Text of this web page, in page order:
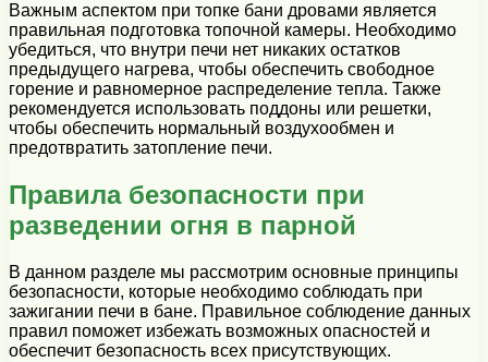
Важным аспектом при топке бани дровами является
правильная подготовка топочной камеры. Необходимо
убедиться, что внутри печи нет никаких остатков
предыдущего нагрева, чтобы обеспечить свободное
горение и равномерное распределение тепла. Также
рекомендуется использовать поддоны или решетки,
чтобы обеспечить нормальный воздухообмен и
предотвратить затопление печи.
Правила безопасности при
разведении огня в парной
В данном разделе мы рассмотрим основные принципы
безопасности, которые необходимо соблюдать при
зажигании печи в бане. Правильное соблюдение данных
правил поможет избежать возможных опасностей и
обеспечит безопасность всех присутствующих.